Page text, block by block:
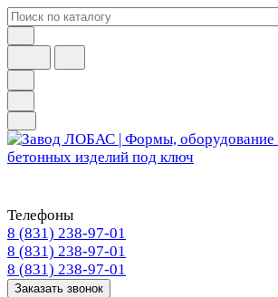
Телефоны
8 (831) 238-97-01
8 (831) 238-97-01
8 (831) 238-97-01
Заказать звонок